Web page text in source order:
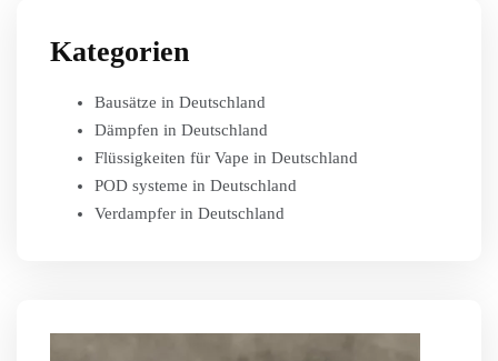
Kategorien
Bausätze in Deutschland
Dämpfen in Deutschland
Flüssigkeiten für Vape in Deutschland
POD systeme in Deutschland
Verdampfer in Deutschland